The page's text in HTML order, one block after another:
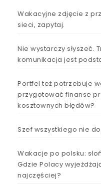
Wakacyjne zdjęcie z
sieci, zapytaj.
Nie wystarczy słyszeć.
komunikacja jest
Portfel też potrzebuje
przygotować finanse
kosztownych błędów?
Szef wszystkiego nie
Wakacje po polsku:
Gdzie Polacy
najczęściej?